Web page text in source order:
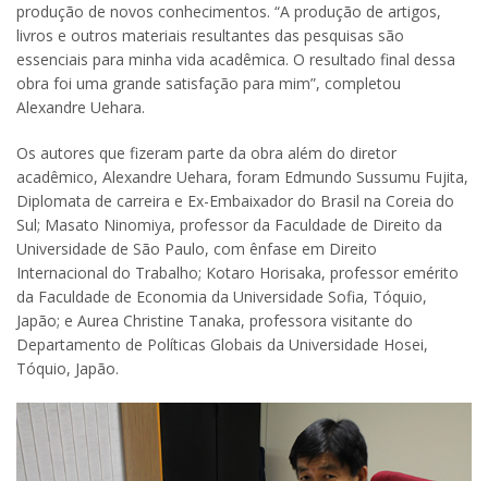
produção de novos conhecimentos. “A produção de artigos,
livros e outros materiais resultantes das pesquisas são
essenciais para minha vida acadêmica. O resultado final dessa
obra foi uma grande satisfação para mim”, completou
Alexandre Uehara.
Os autores que fizeram parte da obra além do diretor
acadêmico, Alexandre Uehara, foram Edmundo Sussumu Fujita,
Diplomata de carreira e Ex-Embaixador do Brasil na Coreia do
Sul; Masato Ninomiya, professor da Faculdade de Direito da
Universidade de São Paulo, com ênfase em Direito
Internacional do Trabalho; Kotaro Horisaka, professor emérito
da Faculdade de Economia da Universidade Sofia, Tóquio,
Japão; e Aurea Christine Tanaka, professora visitante do
Departamento de Políticas Globais da Universidade Hosei,
Tóquio, Japão.